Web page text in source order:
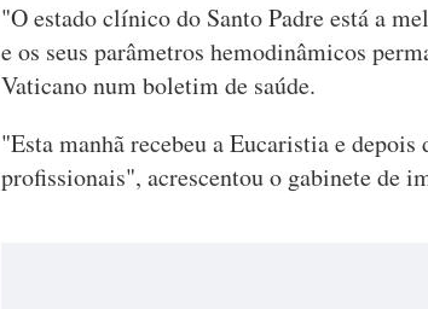
"O estado clínico do Santo Padre está a
e os seus parâmetros hemodinâmicos
Vaticano num boletim de saúde.
"Esta manhã recebeu a Eucaristia e depois
profissionais", acrescentou o gabinete de